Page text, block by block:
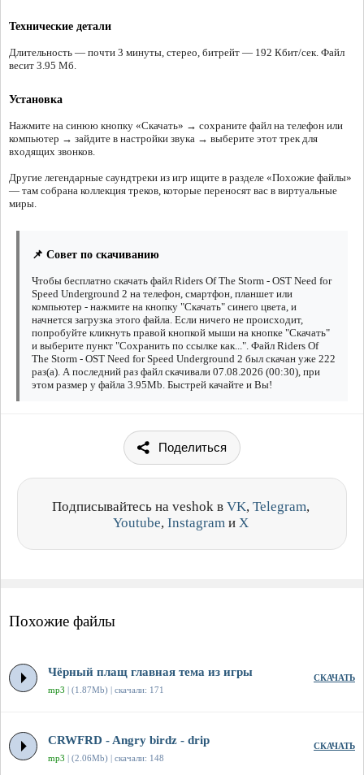
Технические детали
Длительность — почти 3 минуты, стерео, битрейт — 192 Кбит/сек. Файл
весит 3.95 Мб.
Установка
Нажмите на синюю кнопку «Скачать» → сохраните файл на телефон или
компьютер → зайдите в настройки звука → выберите этот трек для
входящих звонков.
Другие легендарные саундтреки из игр ищите в разделе «Похожие файлы»
— там собрана коллекция треков, которые переносят вас в виртуальные
миры.
📌 Совет по скачиванию
Чтобы бесплатно скачать файл Riders Of The Storm - OST Need for
Speed Underground 2 на телефон, смартфон, планшет или
компьютер - нажмите на кнопку "Скачать" синего цвета, и
начнется загрузка этого файла. Если ничего не происходит,
попробуйте кликнуть правой кнопкой мыши на кнопке "Скачать"
и выберите пункт "Сохранить по ссылке как...". Файл Riders Of
The Storm - OST Need for Speed Underground 2 был скачан уже 222
раз(а). А последний раз файл скачивали 07.08.2026 (00:30), при
этом размер у файла 3.95Mb. Быстрей качайте и Вы!
Поделиться
Подписывайтесь на veshok в VK, Telegram,
Youtube, Instagram и X
Похожие файлы
Чёрный плащ главная тема из игры
mp3 | (1.87Mb) | скачали: 171
СКАЧАТЬ
CRWFRD - Angry birdz - drip
mp3 | (2.06Mb) | скачали: 148
СКАЧАТЬ